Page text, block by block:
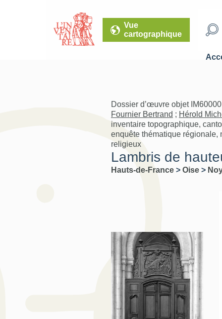
Vue
cartographique
Dossier d’œuvre objet
Fournier Bertrand ; Hérold
inventaire topographique,
enquête thématique régionale,
religieux
Lambris de
Hauts-de-France > Oise >